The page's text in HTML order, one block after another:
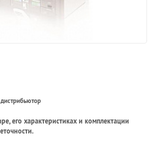
его характеристиках и комплектации